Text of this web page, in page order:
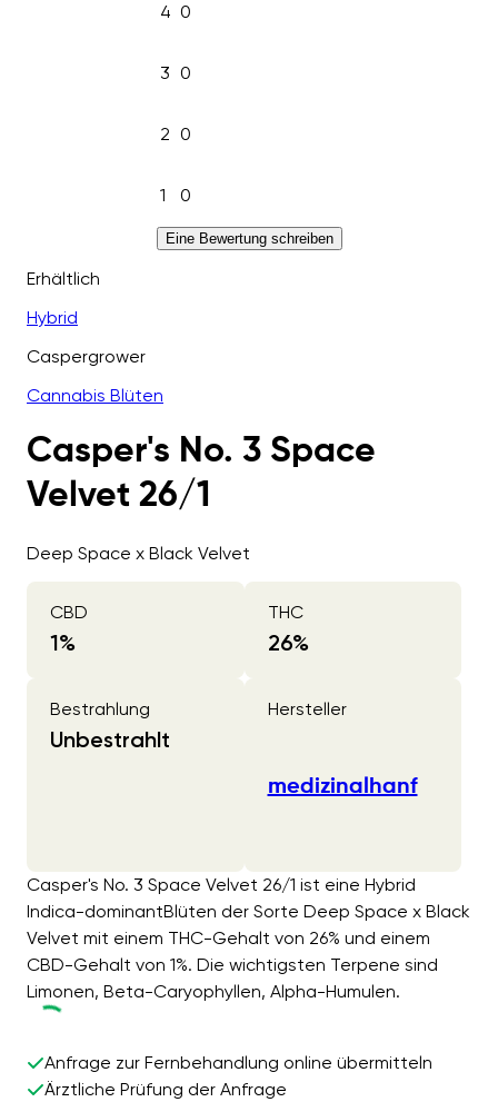
4 0
3 0
2 0
1 0
Eine Bewertung schreiben
Erhältlich
Hybrid
Caspergrower
Cannabis Blüten
Casper's No. 3 Space
Velvet 26/1
Deep Space x Black Velvet
CBD
1%
THC
26%
Bestrahlung
Unbestrahlt
Hersteller
medizinalhanf
Casper's No. 3 Space Velvet 26/1 ist eine Hybrid
Indica-dominantBlüten der Sorte Deep Space x Black
Velvet mit einem THC-Gehalt von 26% und einem
CBD-Gehalt von 1%. Die wichtigsten Terpene sind
Limonen, Beta-Caryophyllen, Alpha-Humulen.
Anfrage zur Fernbehandlung online übermitteln
Ärztliche Prüfung der Anfrage